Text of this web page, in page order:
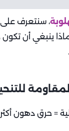
، سنتعرف على
ينبغي أن
= حرق دهون